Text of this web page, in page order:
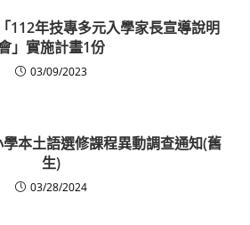
112年技專多元入學家長宣導說明
」實施計畫1份
03/09/2023
本土語選修課程異動調查通知(舊
生)
03/28/2024